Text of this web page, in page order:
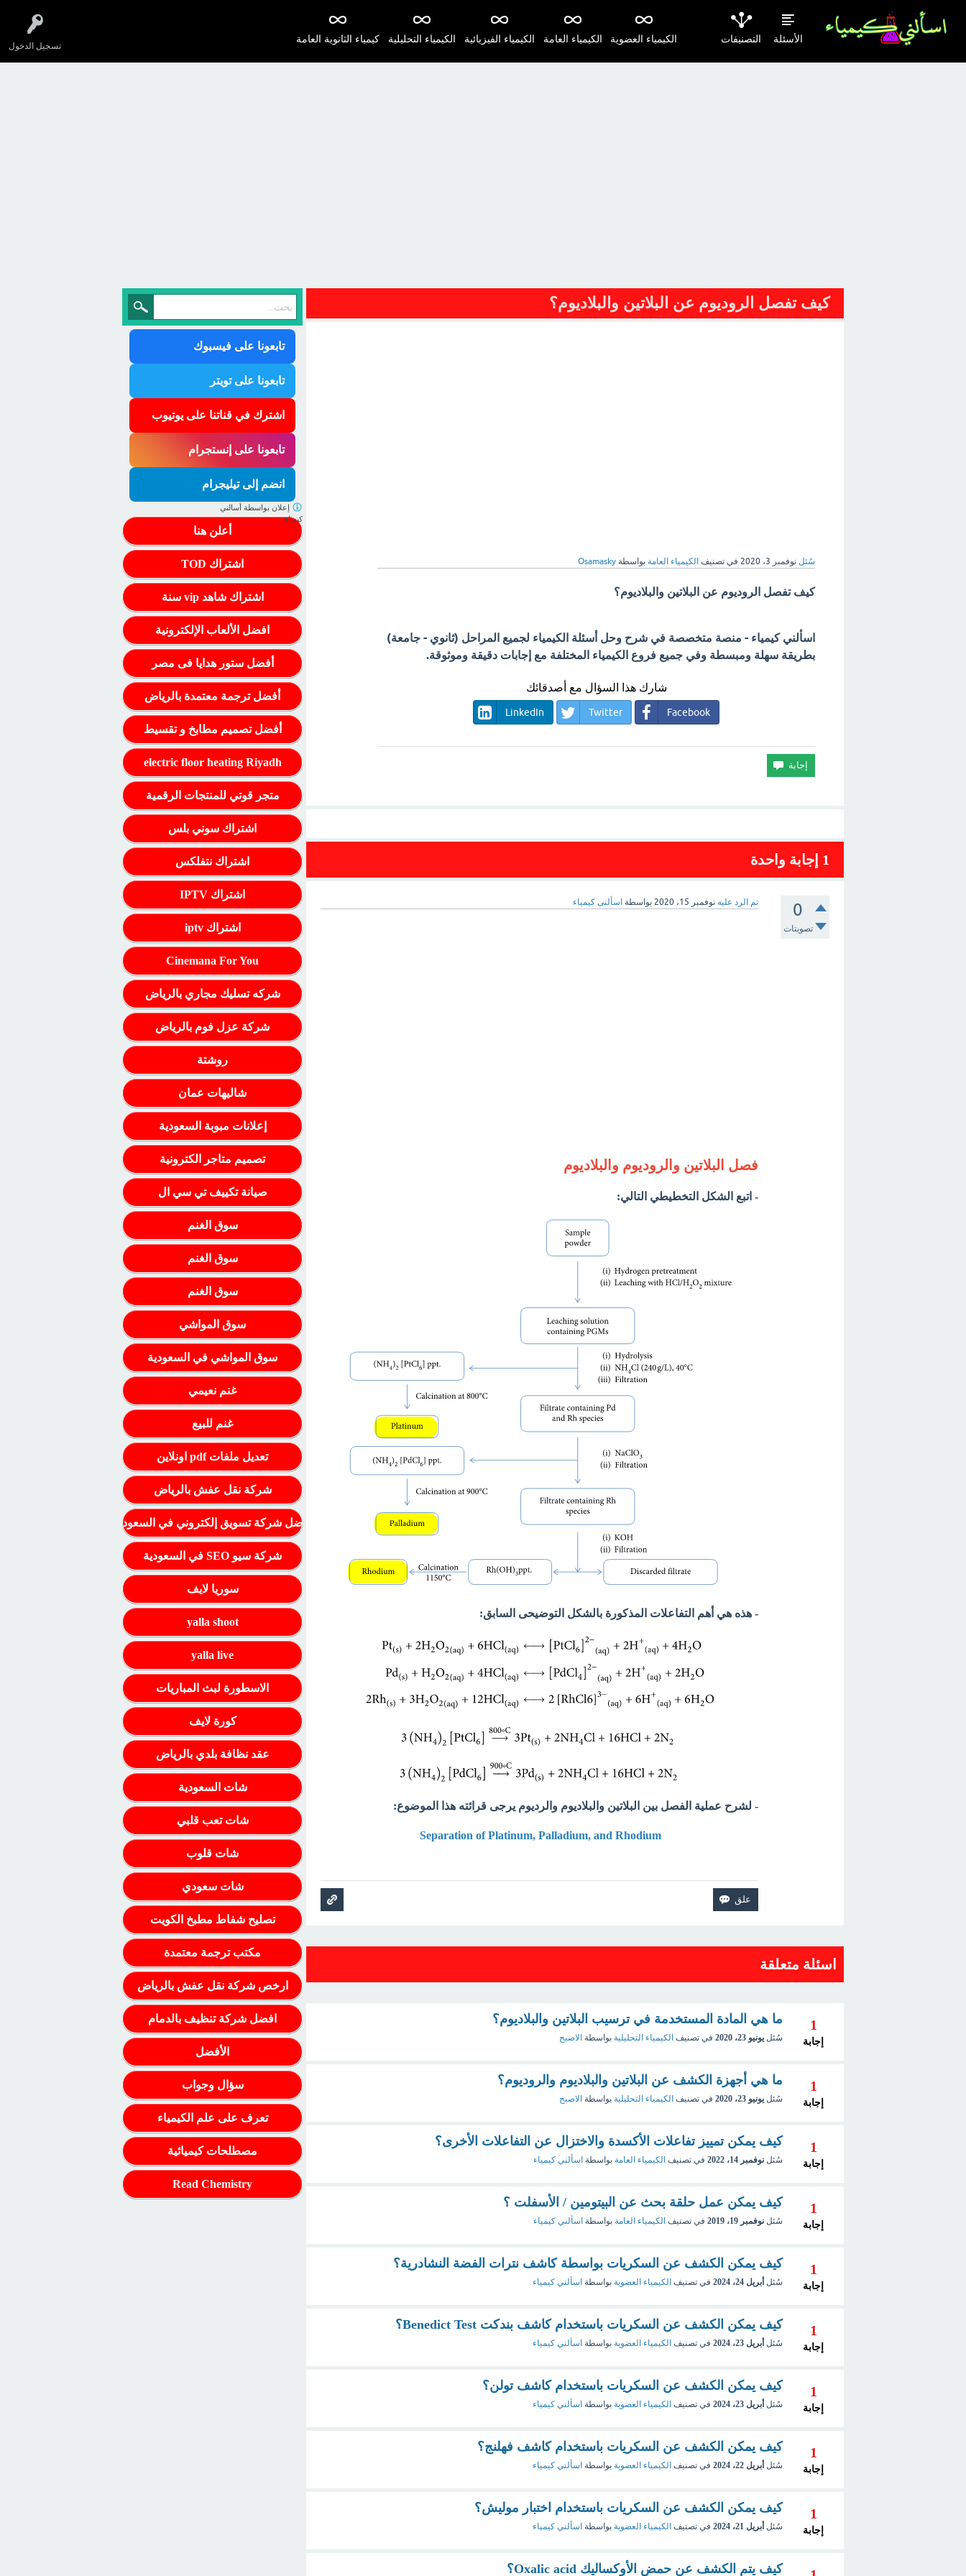
تسجيل الدخول
الأسئلة التصنيفات كيمياء الثانوية العامة الكيمياء التحليلية الكيمياء الفيزيائية الكيمياء العامة الكيمياء العضوية
كيف تفصل الروديوم عن البلاتين والبلاديوم؟
سُئل نوفمبر 3، 2020 في تصنيف الكيمياء العامة بواسطة Osamasky
كيف تفصل الروديوم عن البلاتين والبلاديوم؟
اسألني كيمياء - منصة متخصصة في شرح وحل أسئلة الكيمياء لجميع المراحل (ثانوي - جامعة)
بطريقة سهلة ومبسطة وفي جميع فروع الكيمياء المختلفة مع إجابات دقيقة وموثوقة.
شارك هذا السؤال مع أصدقائك
Facebook
Twitter
LinkedIn
1 إجابة واحدة
0
تصويتات
تم الرد عليه نوفمبر 15، 2020 بواسطة اسألنى كيمياء
فصل البلاتين والروديوم والبلاديوم
- اتبع الشكل التخطيطي التالي:
- هذه هي أهم التفاعلات المذكورة بالشكل التوضيحى السابق:
- لشرح عملية الفصل بين البلاتين والبلاديوم والرديوم يرجى قرائته هذا الموضوع:
Separation of Platinum, Palladium, and Rhodium
اسئلة متعلقة
1
إجابة
ما هي المادة المستخدمة في ترسيب البلاتين والبلاديوم؟
سُئل يونيو 23، 2020 في تصنيف الكيمياء التحليلية بواسطة الاصبح
1
إجابة
ما هي أجهزة الكشف عن البلاتين والبلاديوم والروديوم؟
سُئل يونيو 23، 2020 في تصنيف الكيمياء التحليلية بواسطة الاصبح
1
إجابة
كيف يمكن تمييز تفاعلات الأكسدة والاختزال عن التفاعلات الأخرى؟
سُئل نوفمبر 14، 2022 في تصنيف الكيمياء العامة بواسطة اسألني كيمياء
1
إجابة
كيف يمكن عمل حلقة بحث عن البيتومين / الأسفلت ؟
سُئل نوفمبر 19، 2019 في تصنيف الكيمياء العامة بواسطة اسألني كيمياء
1
إجابة
كيف يمكن الكشف عن السكريات بواسطة كاشف نترات الفضة النشادرية؟
سُئل أبريل 24، 2024 في تصنيف الكيمياء العضوية بواسطة اسألني كيمياء
1
إجابة
كيف يمكن الكشف عن السكريات باستخدام كاشف بندكت Benedict Test؟
سُئل أبريل 23، 2024 في تصنيف الكيمياء العضوية بواسطة اسألني كيمياء
1
إجابة
كيف يمكن الكشف عن السكريات باستخدام كاشف تولن؟
سُئل أبريل 23، 2024 في تصنيف الكيمياء العضوية بواسطة اسألني كيمياء
1
إجابة
كيف يمكن الكشف عن السكريات باستخدام كاشف فهلنج؟
سُئل أبريل 22، 2024 في تصنيف الكيمياء العضوية بواسطة اسألني كيمياء
1
إجابة
كيف يمكن الكشف عن السكريات باستخدام اختبار موليش؟
سُئل أبريل 21، 2024 في تصنيف الكيمياء العضوية بواسطة اسألني كيمياء
كيف يتم الكشف عن حمض الأوكساليك Oxalic acid؟
تابعونا على فيسبوك
تابعونا على تويتر
اشترك في قناتنا على يوتيوب
تابعونا على إنستجرام
انضم إلى تيليجرام
أعلن هنا
اشتراك TOD
اشتراك شاهد vip سنة
افضل الألعاب الإلكترونية
أفضل ستور هدايا فى مصر
أفضل ترجمة معتمدة بالرياض
أفضل تصميم مطابخ و تقسيط
electric floor heating Riyadh
متجر قوتي للمنتجات الرقمية
اشتراك سوني بلس
اشتراك نتفلكس
اشتراك IPTV
اشتراك iptv
Cinemana For You
شركه تسليك مجاري بالرياض
شركة عزل فوم بالرياض
روشتة
شاليهات عمان
إعلانات مبوبة السعودية
تصميم متاجر الكترونية
صيانة تكييف تي سي ال
سوق الغنم
سوق الغنم
سوق الغنم
سوق المواشي
سوق المواشي في السعودية
غنم نعيمي
غنم للبيع
تعديل ملفات pdf اونلاين
شركة نقل عفش بالرياض
أفضل شركة تسويق إلكتروني في السعودية
شركة سيو SEO في السعودية
سوريا لايف
yalla shoot
yalla live
الاسطورة لبث المباريات
كورة لايف
عقد نظافة بلدي بالرياض
شات السعودية
شات تعب قلبي
شات قلوب
شات سعودي
تصليح شفاط مطبخ الكويت
مكتب ترجمة معتمدة
ارخص شركة نقل عفش بالرياض
افضل شركة تنظيف بالدمام
الأفضل
سؤال وجواب
تعرف على علم الكيمياء
مصطلحات كيميائية
Read Chemistry
إعلان بواسطة أسالني
كيمياء